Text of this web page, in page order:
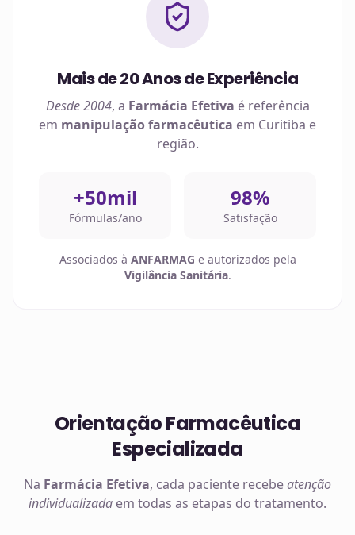
Mais de 20 Anos de Experiência
Desde 2004, a Farmácia Efetiva é referência
em manipulação farmacêutica em Curitiba e
região.
+50mil
Fórmulas/ano
98%
Satisfação
Associados à ANFARMAG e autorizados pela
Vigilância Sanitária.
Orientação Farmacêutica
Especializada
Na Farmácia Efetiva, cada paciente recebeatenção
individualizada em todas as etapas do tratamento.